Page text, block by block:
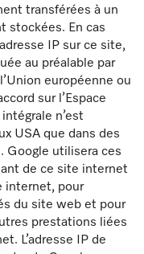
transférées à un
stockées. En cas
IP sur ce site,
au préalable par
européenne ou
sur l’Espace
n’est
USA que dans des
Google utilisera ces
de ce site internet
internet, pour
du site web et pour
prestations liées
L’adresse IP de